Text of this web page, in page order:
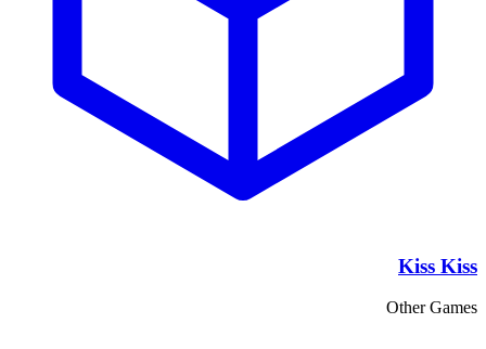
Kiss Kiss
Other Games